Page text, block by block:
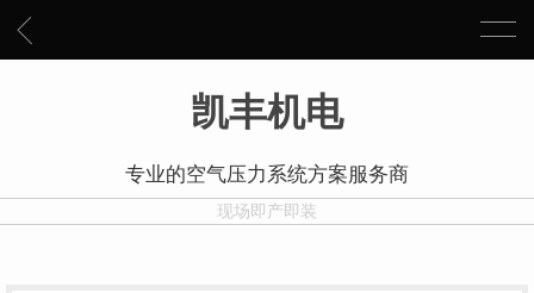
凯丰机电
专业的空气压力系统方案服务商
现场即产即装